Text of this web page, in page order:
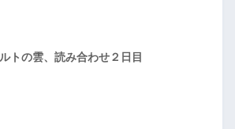
トの雲、読み合わせ２日目